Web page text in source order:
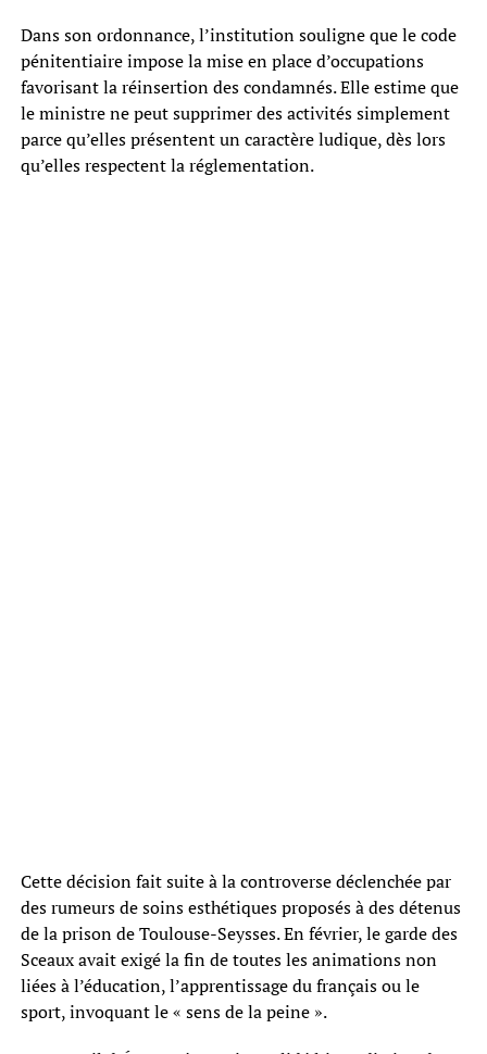
Dans son ordonnance, l’institution souligne que le code
pénitentiaire impose la mise en place d’occupations
favorisant la réinsertion des condamnés. Elle estime que
le ministre ne peut supprimer des activités simplement
parce qu’elles présentent un caractère ludique, dès lors
qu’elles respectent la réglementation.
Cette décision fait suite à la controverse déclenchée par
des rumeurs de soins esthétiques proposés à des détenus
de la prison de Toulouse-Seysses. En février, le garde des
Sceaux avait exigé la fin de toutes les animations non
liées à l’éducation, l’apprentissage du français ou le
sport, invoquant le « sens de la peine ».